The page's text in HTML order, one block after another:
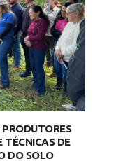
TÉCNICAS DE
DO SOLO